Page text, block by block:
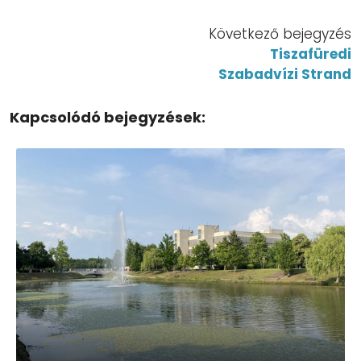
Következő bejegyzés
Tiszafüredi
Szabadvízi Strand
Kapcsolódó bejegyzések: